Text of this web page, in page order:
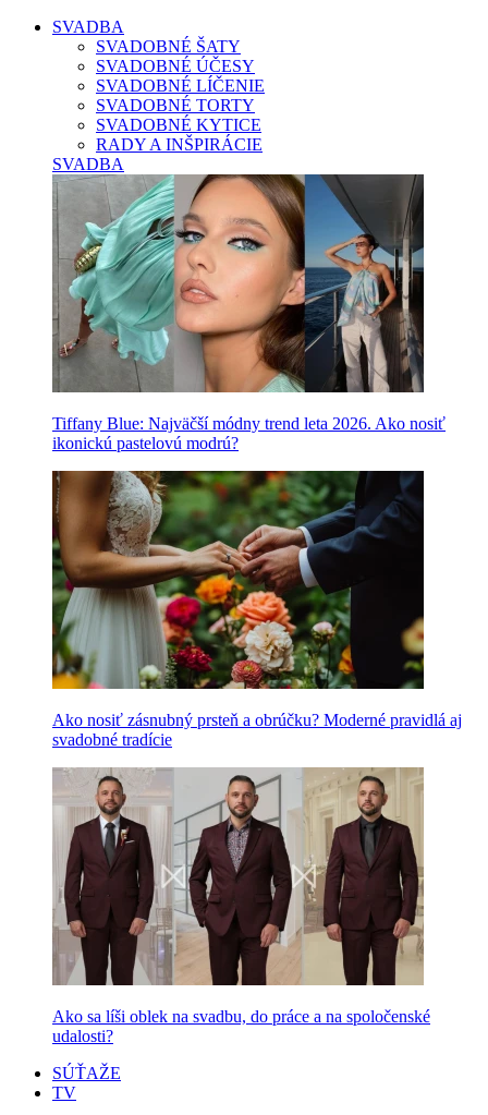
SVADBA
SVADOBNÉ ŠATY
SVADOBNÉ ÚČESY
SVADOBNÉ LÍČENIE
SVADOBNÉ TORTY
SVADOBNÉ KYTICE
RADY A INŠPIRÁCIE
SVADBA
Tiffany Blue: Najväčší módny trend leta 2026. Ako nosiť
ikonickú pastelovú modrú?
Ako nosiť zásnubný prsteň a obrúčku? Moderné pravidlá aj
svadobné tradície
Ako sa líši oblek na svadbu, do práce a na spoločenské
udalosti?
SÚŤAŽE
TV